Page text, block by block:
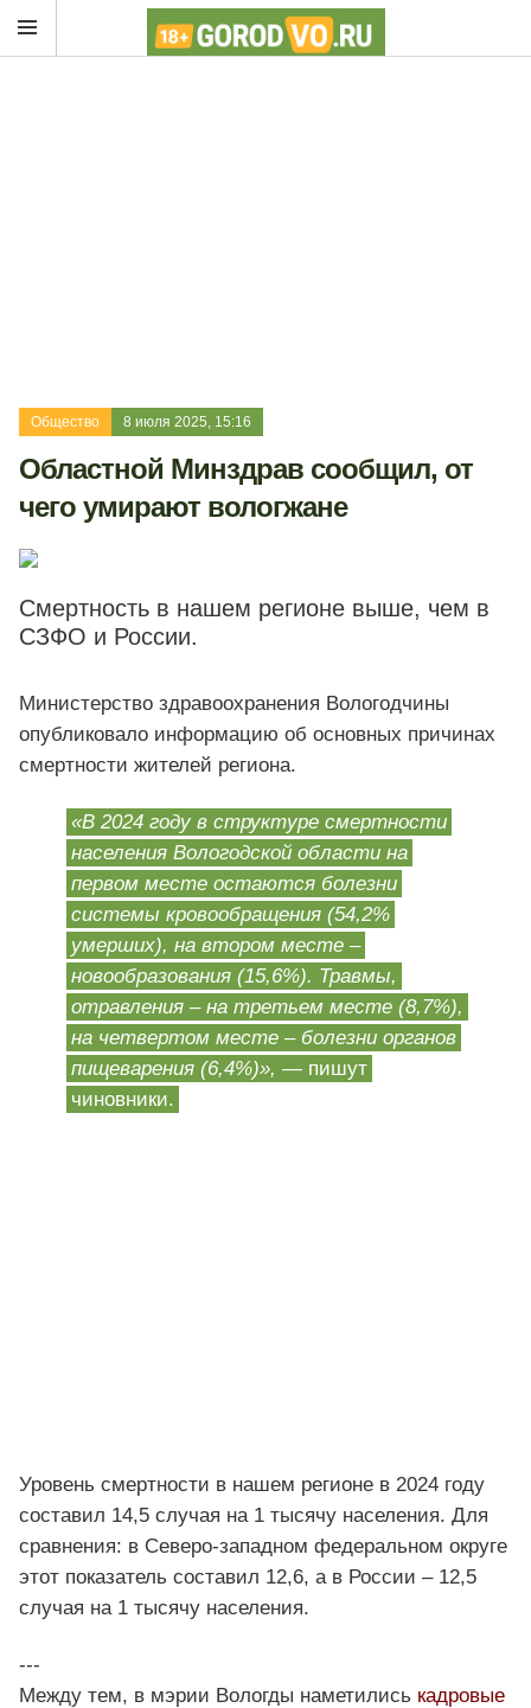
Общество 8 июля 2025, 15:16
Областной Минздрав сообщил, от
чего умирают вологжане
Смертность в нашем регионе выше, чем в
СЗФО и России.
Министерство здравоохранения Вологодчины
опубликовало информацию об основных причинах
смертности жителей региона.
«В 2024 году в структуре смертности
населения Вологодской области на
первом месте остаются болезни
системы кровообращения (54,2%
умерших), на втором месте –
новообразования (15,6%). Травмы,
отравления – на третьем месте (8,7%),
на четвертом месте – болезни органов
пищеварения (6,4%)», — пишут
чиновники.
Уровень смертности в нашем регионе в 2024 году
составил 14,5 случая на 1 тысячу населения. Для
сравнения: в Северо-западном федеральном округе
этот показатель составил 12,6, а в России – 12,5
случая на 1 тысячу населения.
---
Между тем, в мэрии Вологды наметились кадровые